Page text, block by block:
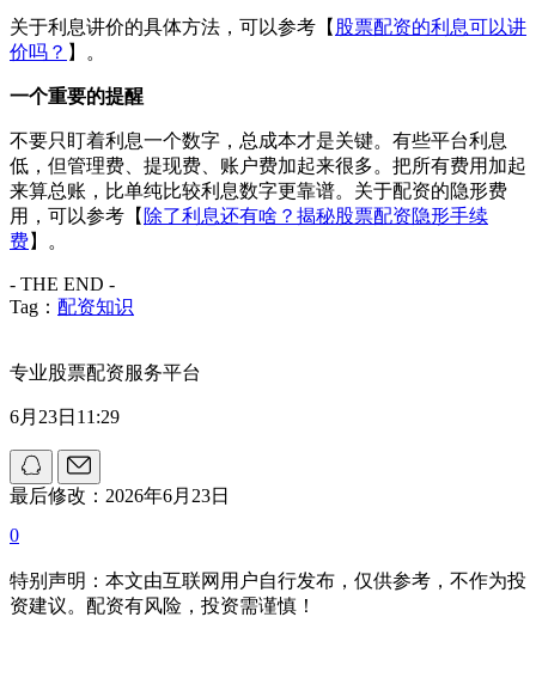
关于利息讲价的具体方法，可以参考【 股票配资的利息可以讲
价吗？ 】。
一个重要的提醒
不要只盯着利息一个数字，总成本才是关键。有些平台利息
低，但管理费、提现费、账户费加起来很多。把所有费用加起
来算总账，比单纯比较利息数字更靠谱。关于配资的隐形费
用，可以参考【 除了利息还有啥？揭秘股票配资隐形手续
费】。
- THE END -
Tag： 配资知识
专业股票配资服务平台
6月23日11:29
最后修改：2026年6月23日
0
特别声明：本文由互联网用户自行发布，仅供参考，不作为投
资建议。配资有风险，投资需谨慎！